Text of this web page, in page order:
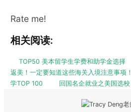
Rate me!
相关阅读:
TOP50 美本留学生学费和助学金选择
返美！一定要知道这些海关入境注意事项！
学TOP 100
回国名企就业之美国选校